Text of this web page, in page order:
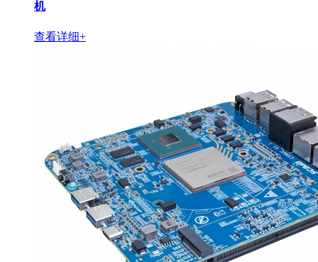
机
查看详细+